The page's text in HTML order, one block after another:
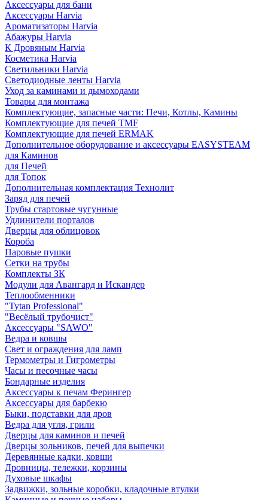
Аксессуары для бани
Аксессуары Harvia
Ароматизаторы Harvia
Абажуры Harvia
К Дровяным Harvia
Косметика Harvia
Светильники Harvia
Светодиодные ленты Harvia
Уход за каминами и дымоходами
Товары для монтажа
Комплектующие, запасные части: Печи, Котлы, Камины
Комплектующие для печей TMF
Комплектующие для печей ERMAK
Дополнительное оборудование и аксессуары EASYSTEAM
для Каминов
для Печей
для Топок
Дополнительная комплектация Технолит
Заряд для печей
Трубы стартовые чугунные
Удлинители порталов
Дверцы для облицовок
Короба
Паровые пушки
Сетки на трубы
Комплекты ЗК
Модули для Авангард и Искандер
Теплообменники
"Tytan Professional"
"Весёлый трубочист"
Аксессуары "SAWO"
Ведра и ковшы
Свет и ограждения для ламп
Термометры и Гигрометры
Часы и песочные часы
Бондарные изделия
Аксессуары к печам Ферингер
Аксессуары для барбекю
Быки, подставки для дров
Ведра для угля, грили
Дверцы для каминов и печей
Дверцы зольников, печей для выпечки
Деревянные кадки, ковши
Дровницы, тележки, корзины
Духовые шкафы
Задвижки, зольные коробки, кладочные втулки